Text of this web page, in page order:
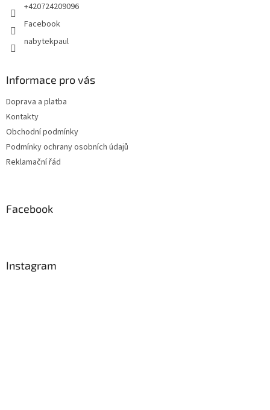
+420724209096
Facebook
nabytekpaul
Informace pro vás
Doprava a platba
Kontakty
Obchodní podmínky
Podmínky ochrany osobních údajů
Reklamační řád
Facebook
Instagram